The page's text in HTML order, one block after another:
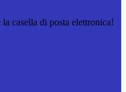
casella di posta elettronica!